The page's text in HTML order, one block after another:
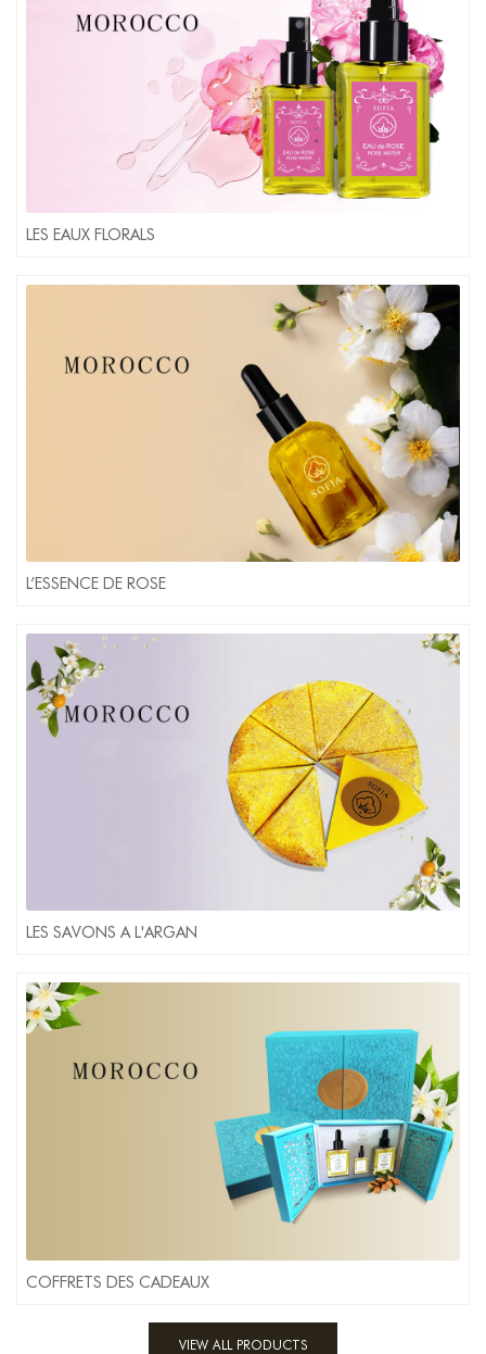
LES EAUX FLORALS
L’ESSENCE DE ROSE
LES SAVONS A L'ARGAN
COFFRETS DES CADEAUX
VIEW ALL PRODUCTS